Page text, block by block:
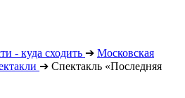
- куда сходить ➔ Московская
➔ Спектакль «Последняя